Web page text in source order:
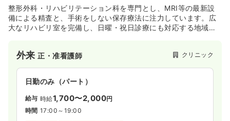
整形外科・リハビリテーション科を専門とし、MRI等の最新設
備による精査と、手術をしない保存療法に注力しています。広
大なリハビリ室を完備し、日曜・祝日診療にも対応する地域に
外来正・准看護師 クリニック
日勤のみ（パート）
給与 時給1,700〜2,000円
時間 17:00～19:00